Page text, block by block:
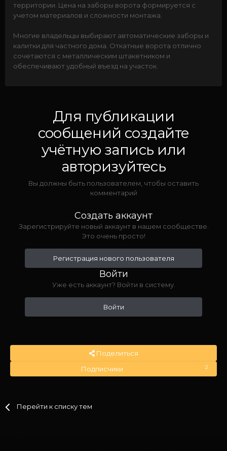
территории. Цена на заборы ворота формируется с
учетом материалов и сложности монтажа.
Многие владельцы выбирают автоматические заборы и
калитки для частного дома. Откатные ворота отлично
сочетаются с металлическим штакетником и
обеспечивают удобный въезд на участок.
Для публикации
сообщений создайте
учётную запись или
авторизуйтесь
Вы должны быть пользователем, чтобы оставить
комментарий
Создать аккаунт
Зарегистрируйте новый аккаунт в нашем сообществе.
Это очень просто!
Регистрация нового пользователя
Войти
Уже есть аккаунт? Войти в систему.
Войти
Поделиться
Подписчики
2
Перейти к списку тем